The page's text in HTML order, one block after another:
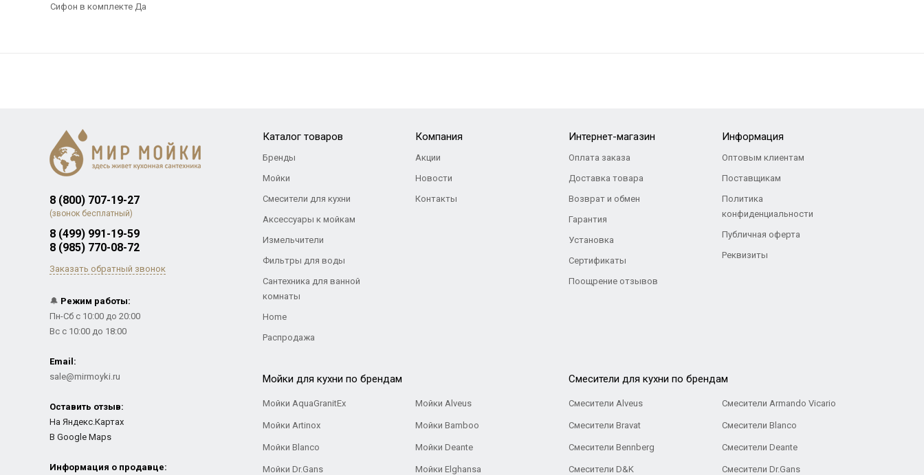
Сифон в комплекте Да
8 (800) 707-19-27
(звонок бесплатный)
8 (499) 991-19-59
8 (985) 770-08-72
Заказать обратный звонок
🔔 Режим работы:
Пн-Сб с 10:00 до 20:00
Вс с 10:00 до 18:00
Email:
sale@mirmoyki.ru
Оставить отзыв:
На Яндекс.Картах
В Google Maps
Информация о продавце:
Каталог товаров
Бренды
Мойки
Смесители для кухни
Аксессуары к мойкам
Измельчители
Фильтры для воды
Сантехника для ванной
комнаты
Home
Распродажа
Компания
Акции
Новости
Контакты
Интернет-магазин
Оплата заказа
Доставка товара
Возврат и обмен
Гарантия
Установка
Сертификаты
Поощрение отзывов
Информация
Оптовым клиентам
Поставщикам
Политика
конфиденциальности
Публичная оферта
Реквизиты
Мойки для кухни по брендам
Мойки AquaGranitEx Мойки Alveus
Мойки Artinox Мойки Bamboo
Мойки Blanco Мойки Deante
Мойки Dr.Gans Мойки Elghansa
Cмесители для кухни по брендам
Смесители Alveus Смесители Armando Vicario
Смесители Bravat Смесители Blanco
Смесители Bennberg Смесители Deante
Смесители D&K Смесители Dr.Gans